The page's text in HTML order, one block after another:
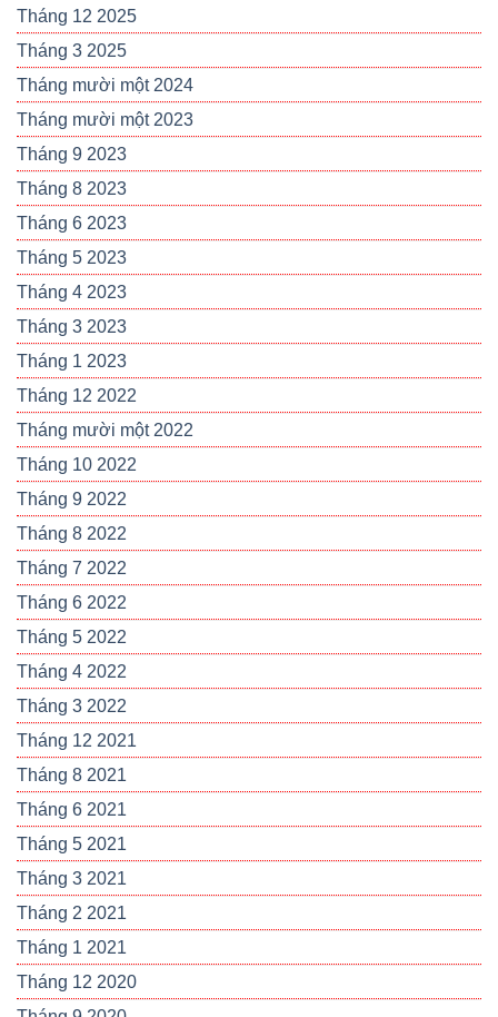
Tháng 12 2025
Tháng 3 2025
Tháng mười một 2024
Tháng mười một 2023
Tháng 9 2023
Tháng 8 2023
Tháng 6 2023
Tháng 5 2023
Tháng 4 2023
Tháng 3 2023
Tháng 1 2023
Tháng 12 2022
Tháng mười một 2022
Tháng 10 2022
Tháng 9 2022
Tháng 8 2022
Tháng 7 2022
Tháng 6 2022
Tháng 5 2022
Tháng 4 2022
Tháng 3 2022
Tháng 12 2021
Tháng 8 2021
Tháng 6 2021
Tháng 5 2021
Tháng 3 2021
Tháng 2 2021
Tháng 1 2021
Tháng 12 2020